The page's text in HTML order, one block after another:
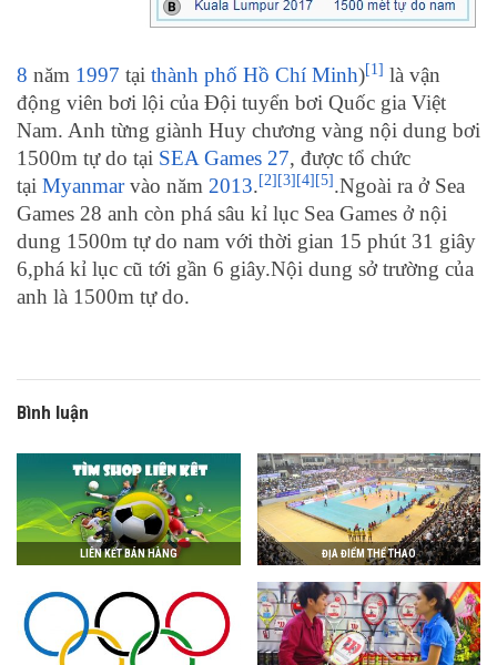
8 năm 1997 tại thành phố Hồ Chí Minh)[1] là vận
động viên bơi lội của Đội tuyển bơi Quốc gia Việt
Nam. Anh từng giành Huy chương vàng nội dung bơi
1500m tự do tại SEA Games 27, được tổ chức
tại Myanmarvào năm 2013. [2] [3] [4] [5] .Ngoài ra ở Sea
Games 28 anh còn phá sâu kỉ lục Sea Games ở nội
dung 1500m tự do nam với thời gian 15 phút 31 giây
6,phá kỉ lục cũ tới gần 6 giây.Nội dung sở trường của
anh là 1500m tự do.
Bình luận
LIÊN KẾT BÁN HÀNG ĐỊA ĐIỂM THỂ THAO